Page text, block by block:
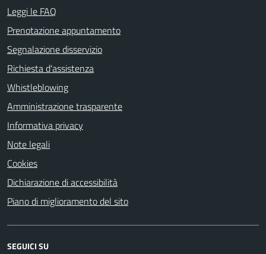
Leggi le FAQ
Prenotazione appuntamento
Segnalazione disservizio
Richiesta d'assistenza
Whistleblowing
Amministrazione trasparente
Informativa privacy
Note legali
Cookies
Dichiarazione di accessibilità
Piano di miglioramento del sito
SEGUICI SU